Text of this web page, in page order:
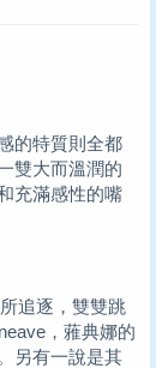
的特質則全都
雙大而溫潤的
充滿感性的嘴
追逐，雙雙跳
，蕥典娜的
另有一說是其